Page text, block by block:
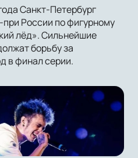
Санкт-Петербург
при России по фигурному
лёд». Сильнейшие
борьбу за
в финал серии.